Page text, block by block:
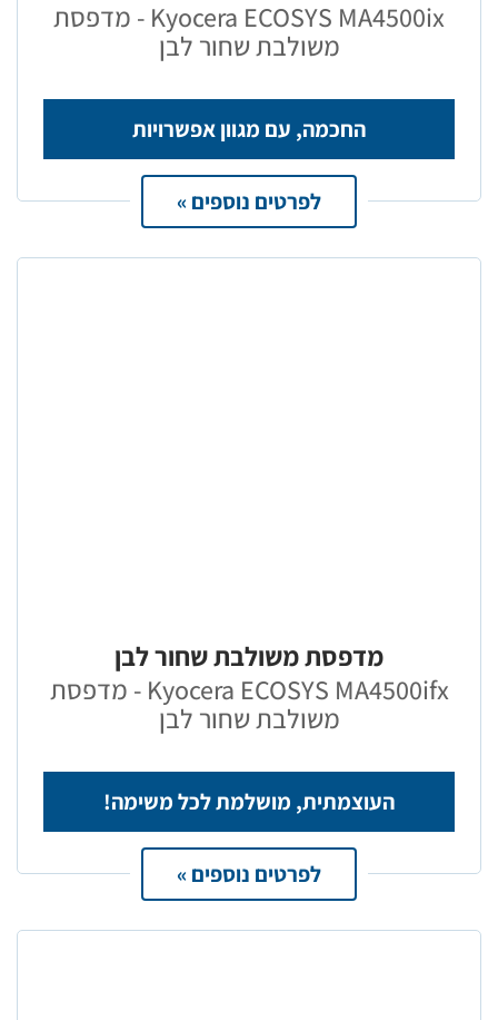
Kyocera ECOSYS MA4500ix - מדפסת
משולבת שחור לבן
החכמה, עם מגוון אפשרויות
לפרטים נוספים »
מדפסת משולבת שחור לבן
Kyocera ECOSYS MA4500ifx - מדפסת
משולבת שחור לבן
העוצמתית, מושלמת לכל משימה!
לפרטים נוספים »